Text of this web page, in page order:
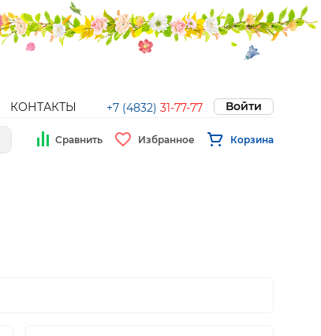
КОНТАКТЫ +7 (4832) 31-77-77 Войти
Сравнить Избранное Корзина